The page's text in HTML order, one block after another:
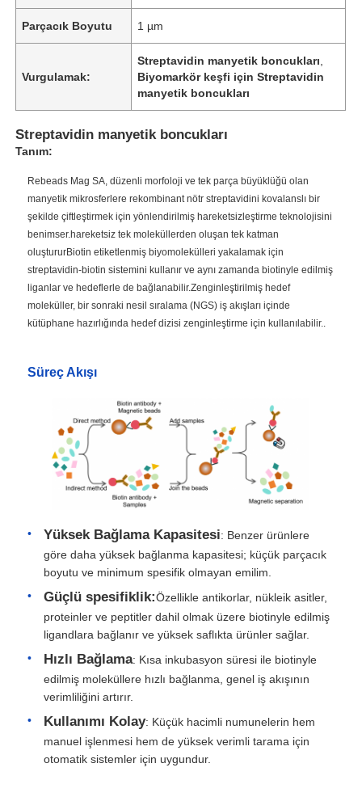
Parçacık Boyutu 1 µm
Vurgulamak:
Streptavidin manyetik boncukları
Biyomarkör keşfi için Streptavidin
manyetik boncukları
Streptavidin manyetik boncukları
Tanım:
Rebeads Mag SA, düzenli morfoloji ve tek parça büyüklüğü olan
manyetik mikrosferlere rekombinant nötr streptavidini kovalanslı bir
şekilde çiftleştirmek için yönlendirilmiş hareketsizleştirme teknolojisini
benimser.hareketsiz tek moleküllerden oluşan tek katman
oluştururBiotin etiketlenmiş biyomolekülleri yakalamak için
streptavidin-biotin sistemini kullanır ve aynı zamanda biotinyle edilmiş
liganlar ve hedeflerle de bağlanabilir.Zenginleştirilmiş hedef
moleküller, bir sonraki nesil sıralama (NGS) iş akışları içinde
kütüphane hazırlığında hedef dizisi zenginleştirme için kullanılabilir..
Süreç Akışı
Yüksek Bağlama Kapasitesi: Benzer ürünlere
göre daha yüksek bağlanma kapasitesi; küçük parçacık
boyutu ve minimum spesifik olmayan emilim.
Güçlü spesifiklik:Özellikle antikorlar, nükleik asitler,
proteinler ve peptitler dahil olmak üzere biotinyle edilmiş
ligandlara bağlanır ve yüksek saflıkta ürünler sağlar.
Hızlı Bağlama: Kısa inkubasyon süresi ile biotinyle
edilmiş moleküllere hızlı bağlanma, genel iş akışının
verimliliğini artırır.
Kullanımı Kolay: Küçük hacimli numunelerin hem
manuel işlenmesi hem de yüksek verimli tarama için
otomatik sistemler için uygundur.